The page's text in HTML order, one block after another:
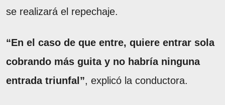
se realizará el repechaje.
“En el caso de que entre, quiere entrar sola
cobrando más guita y no habría ninguna
entrada triunfal”, explicó la conductora.